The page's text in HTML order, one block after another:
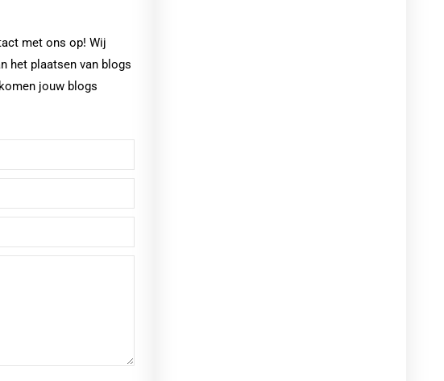
met ons op! Wij
het plaatsen van blogs
jouw blogs